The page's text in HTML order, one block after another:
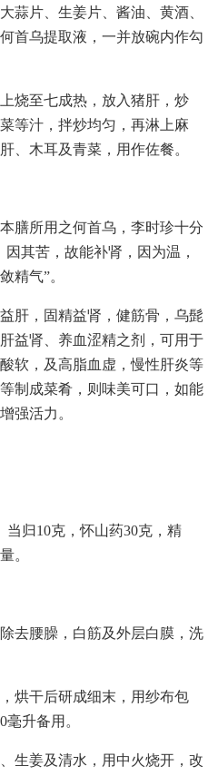
蒜片、生姜片、酱油、黄酒、
首乌提取液，一并放碗内作勾
烧至七成热，放入猪肝，炒
等汁，拌炒均匀，再淋上麻
、木耳及青菜，用作佐餐。
膳所用之何首乌，李时珍十分
其苦，故能补肾，因为温，
精气”。
肝，固精益肾，健筋骨，乌髭
益肾、养血涩精之剂，可用于
软，及高脂血虚，慢性肝炎等
制成菜肴，则味美可口，如能
强活力。
当归10克，怀山药30克，精
。
去腰臊，白筋及外层白膜，洗
烘干后研成细末，用纱布包
升备用。
生姜及清水，用中火烧开，改